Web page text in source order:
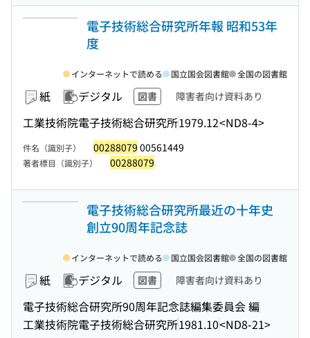
電子技術総合研究所年報 昭和53年
度
紙 デジタル 図書 障害者向け資料あり
工業技術院電子技術総合研究所1979.12<ND8-4>
インターネットで読める 国立国会図書館 全国の図書館
件名（識別子） 00288079 00561449
著者標目（識別子） 00288079
電子技術総合研究所最近の十年史
創立90周年記念誌
紙 デジタル 図書 障害者向け資料あり
電子技術総合研究所90周年記念誌編集委員会 編
工業技術院電子技術総合研究所1981.10<ND8-21>
インターネットで読める 国立国会図書館 全国の図書館